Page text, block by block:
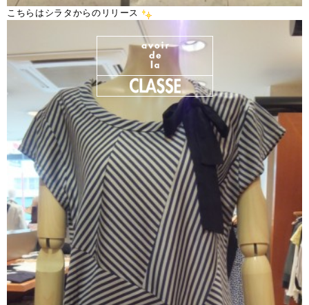
こちらはシラタからのリリース